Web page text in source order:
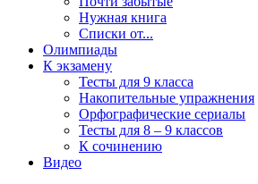
Нужная книга
Списки от...
Олимпиады
К экзамену
Тесты для 9 класса
Накопительные упражнения
Орфографические сериалы
Тесты для 8 – 9 классов
К сочинению
Видео